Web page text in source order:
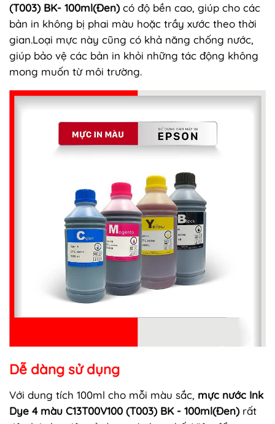
(T003) BK- 100ml(Đen)có độ bền cao, giúp cho các
bản in không bị phai màu hoặc trầy xước theo thời
gian.Loại mực này cũng có khả năng chống nước,
giúp bảo vệ các bản in khỏi những tác động không
mong muốn từ môi trường.
Dễ dàng sử dụng
Với dung tích 100ml cho mỗi màu sắc, mực nước Ink
Dye 4 màu C13T00V100 (T003) BK - 100ml(Đen)rất